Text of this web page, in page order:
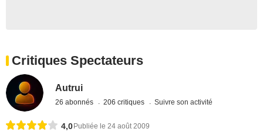
Critiques Spectateurs
Autrui
26 abonnés 206 critiques Suivre son activité
4,0 Publiée le 24 août 2009